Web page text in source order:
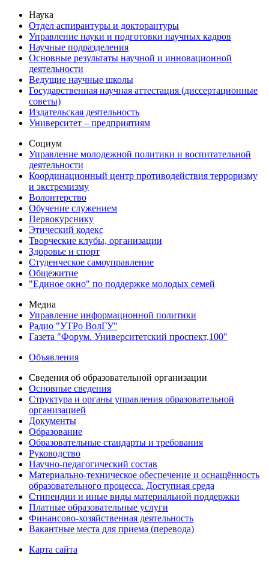
Наука
Отдел аспирантуры и докторантуры
Управление науки и подготовки научных кадров
Научные подразделения
Основные результаты научной и инновационной
деятельности
Ведущие научные школы
Государственная научная аттестация (диссертационные
советы)
Издательская деятельность
Университет – предприятиям
Социум
Управление молодежной политики и воспитательной
деятельности
Координационный центр противодействия терроризму
и экстремизму
Волонтерство
Обучение служением
Первокурснику
Этический кодекс
Творческие клубы, организации
Здоровье и спорт
Студенческое самоуправление
Общежитие
"Единое окно" по поддержке молодых семей
Медиа
Управление информационной политики
Радио "УТРо ВолГУ"
Газета "Форум. Университетский проспект,100"
Объявления
Сведения об образовательной организации
Основные сведения
Структура и органы управления образовательной
организацией
Документы
Образование
Образовательные стандарты и требования
Руководство
Научно-педагогический состав
Материально-техническое обеспечение и оснащённость
образовательного процесса. Доступная среда
Стипендии и иные виды материальной поддержки
Платные образовательные услуги
Финансово-хозяйственная деятельность
Вакантные места для приема (перевода)
Карта сайта